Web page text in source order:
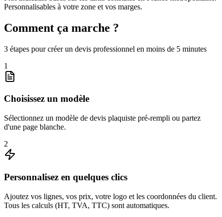
Personnalisables à votre zone et vos marges.
Comment ça marche ?
3 étapes pour créer un devis professionnel en moins de 5 minutes
1
Choisissez un modèle
Sélectionnez un modèle de devis plaquiste pré-rempli ou partez
d'une page blanche.
2
Personnalisez en quelques clics
Ajoutez vos lignes, vos prix, votre logo et les coordonnées du client.
Tous les calculs (HT, TVA, TTC) sont automatiques.